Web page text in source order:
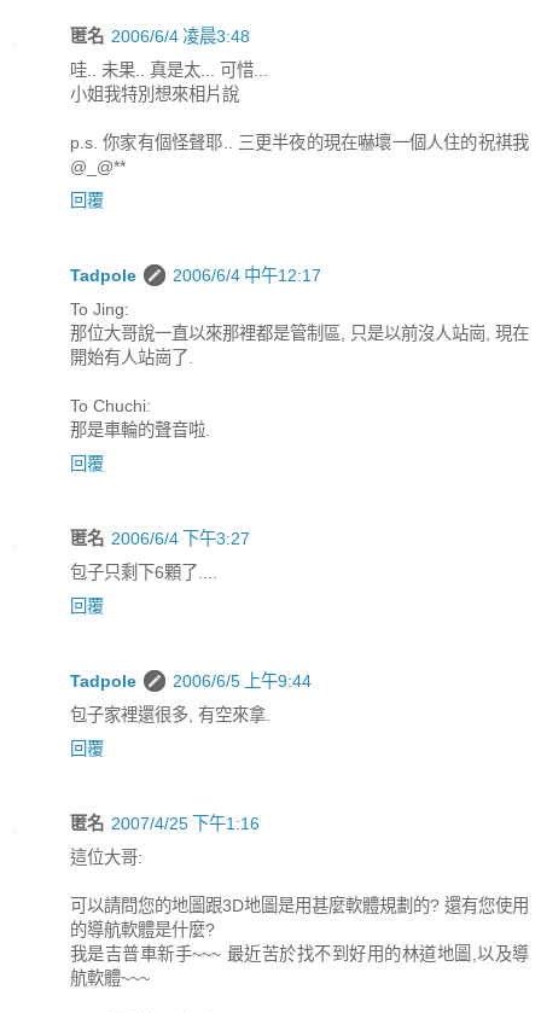
匿名 2006/6/4 凌晨3:48
哇.. 未果.. 真是太... 可惜...
小姐我特別想來相片說
p.s. 你家有個怪聲耶.. 三更半夜的現在嚇壞一個人住的祝祺我
@_@**
回覆
Tadpole
2006/6/4 中午12:17
To Jing:
那位大哥說一直以來那裡都是管制區, 只是以前沒人站崗, 現在
開始有人站崗了.
To Chuchi:
那是車輪的聲音啦.
回覆
匿名 2006/6/4 下午3:27
包子只剩下6顆了....
回覆
Tadpole
2006/6/5 上午9:44
包子家裡還很多, 有空來拿.
回覆
匿名 2007/4/25 下午1:16
這位大哥:
可以請問您的地圖跟3D地圖是用甚麼軟體規劃的? 還有您使用
的導航軟體是什麼?
我是吉普車新手~~~ 最近苦於找不到好用的林道地圖,以及導
航軟體~~~